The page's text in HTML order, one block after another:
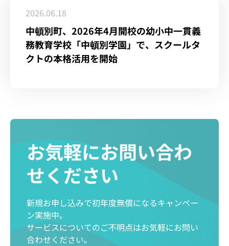
2026.06.18
中頓別町、2026年4月開校の幼小中一貫義
務教育学校「中頓別学園」で、スクールタ
クトの本格活用を開始
お気軽にお問い合わ
せください
新規お申し込みで初年度無償になるキャンペー
ン実施中。
サービスについてのご不明点はお気軽にお問い
合わせください。